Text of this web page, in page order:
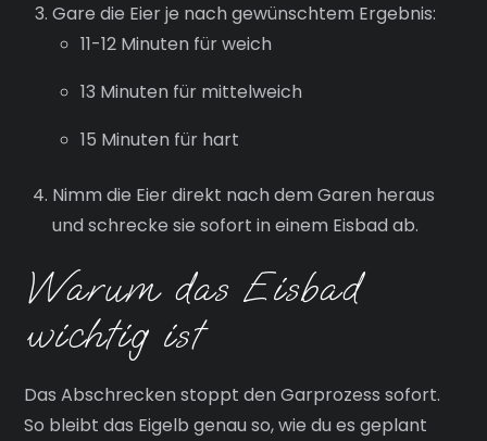
Gare die Eier je nach gewünschtem Ergebnis:
11-12 Minuten für weich
13 Minuten für mittelweich
15 Minuten für hart
Nimm die Eier direkt nach dem Garen heraus
und schrecke sie sofort in einem Eisbad ab.
Warum das Eisbad
wichtig ist
Das Abschrecken stoppt den Garprozess sofort.
So bleibt das Eigelb genau so, wie du es geplant